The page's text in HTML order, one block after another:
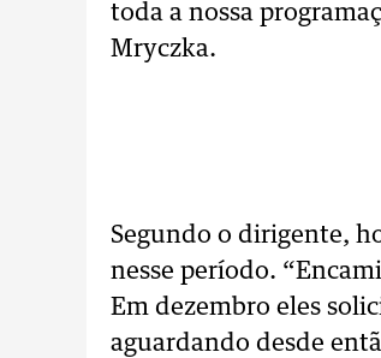
toda a nossa
Mryczka.
Segundo o dirigente,
nesse período.
Em dezembro eles
aguardando desde